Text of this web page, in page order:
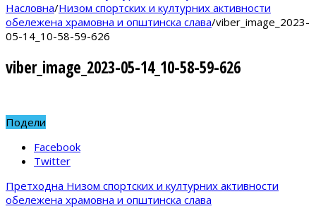
Насловна/Низом спортских и културних активности
обележена храмовна и општинска слава/viber_image_2023-
05-14_10-58-59-626
viber_image_2023-05-14_10-58-59-626
Подели
Facebook
Twitter
Претходна Низом спортских и културних активности
обележена храмовна и општинска слава